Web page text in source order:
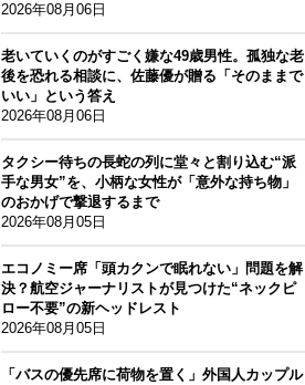
2026年08月06日
老いていくのがすごく嫌な49歳男性。孤独な老
後を恐れる相談に、佐藤優が贈る「そのままで
いい」という答え
2026年08月06日
タクシー待ちの長蛇の列に堂々と割り込む“派
手な男女”を、小柄な女性が「意外な持ち物」
のおかげで撃退するまで
2026年08月05日
エコノミー席「頭カクンで眠れない」問題を解
決？航空ジャーナリストが見つけた“ネックピ
ロー不要”の新ヘッドレスト
2026年08月05日
「バスの優先席に荷物を置く」外国人カップル